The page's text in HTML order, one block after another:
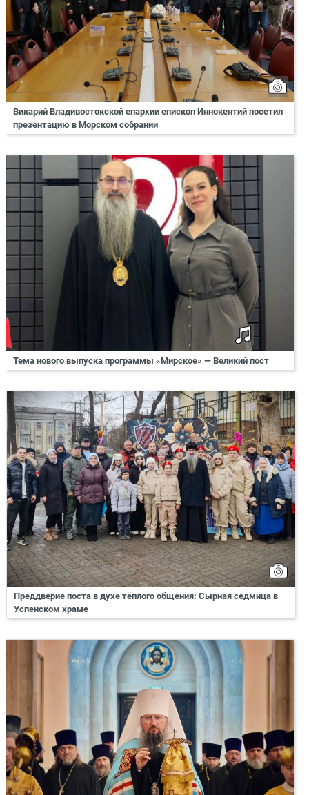
Викарий Владивостокской епархии епископ Иннокентий посетил
презентацию в Морском собрании
Тема нового выпуска программы «Мирское» — Великий пост
Преддверие поста в духе тёплого общения: Сырная седмица в
Успенском храме